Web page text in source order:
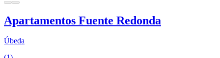
Apartamentos Fuente Redonda
Úbeda